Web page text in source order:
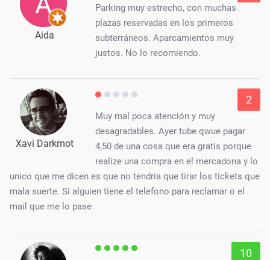
Aida
Parking muy estrecho, con muchas
plazas reservadas en los primeros
subterráneos. Aparcamientos muy
justos. No lo recomiendo.
Xavi Darkmot
2
Muy mal poca atención y muy
desagradables. Ayer tube qwue pagar
4,50 de una cosa que era gratis porque
realize una compra en el mercadona y lo
unico que me dicen es que no tendria que tirar los tickets que
mala suerte. Si alguien tiene el telefono para reclamar o el
mail que me lo pase
10